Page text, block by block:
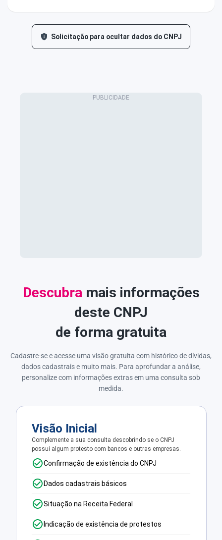
Solicitação para ocultar dados do CNPJ
Descubra mais informações
deste CNPJ
de forma gratuita
Cadastre-se e acesse uma visão gratuita com histórico de dívidas,
dados cadastrais e muito mais. Para aprofundar a análise,
personalize com informações extras em uma consulta sob
medida.
Visão Inicial
Complemente a sua consulta descobrindo se o CNPJ
possui algum protesto com bancos e outras empresas.
Confirmação de existência do CNPJ
Dados cadastrais básicos
Situação na Receita Federal
Indicação de existência de protestos